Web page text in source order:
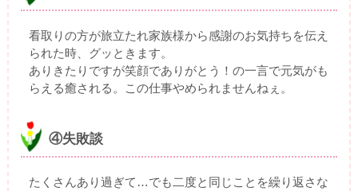
看取りの方が旅立たれ家族様から感謝のお気持ちを伝え
られた時、グッときます。
ありきたりですが笑顔でありがとう！の一言で元気がも
らえる癒される。この仕事やめられませんねぇ。
④失敗談
たくさんあり過ぎて…でも二度と同じことを繰り返さな